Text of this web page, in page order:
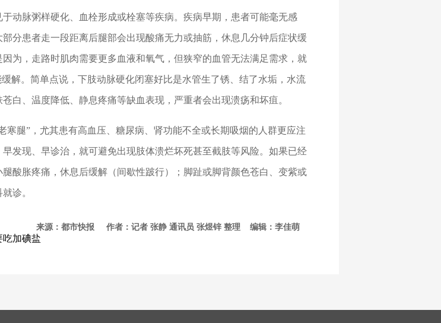
动脉粥样硬化、血栓形成或栓塞等疾病。疾病早期，患者可能毫无感
分患者走一段距离后腿部会出现酸痛无力或抽筋，休息几分钟后症状缓
为，走路时肌肉需要更多血液和氧气，但狭窄的血管无法满足需求，就
解。简单点说，下肢动脉硬化闭塞好比是水管生了锈、结了水垢，水流
白、温度降低、静息疼痛等缺血表现，严重者会出现溃疡和坏疽。
寒腿”，尤其患有高血压、糖尿病、肾功能不全或长期吸烟的人群更应注
发现、早诊治，就可避免出现肢体溃烂坏死甚至截肢等风险。如果已经
酸胀疼痛，休息后缓解（间歇性跛行）；脚趾或脚背颜色苍白、变紫或
诊。
来源：都市快报 作者：记者 张静 通讯员 张煜锌 整理 编辑：李佳萌
吃加碘盐